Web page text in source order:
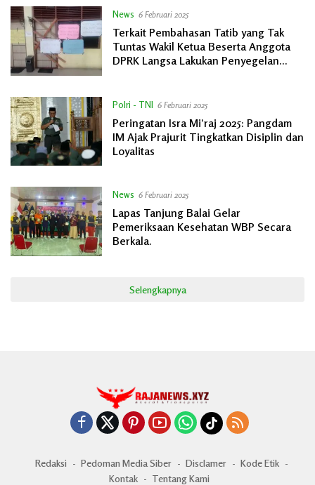
News 6 Februari 2025
Terkait Pembahasan Tatib yang Tak
Tuntas Wakil Ketua Beserta Anggota
DPRK Langsa Lakukan Penyegelan
Polri - TNI 6 Februari 2025
Peringatan Isra Mi’raj 2025: Pangdam
IM Ajak Prajurit Tingkatkan Disiplin dan
Loyalitas
News 6 Februari 2025
Lapas Tanjung Balai Gelar
Pemeriksaan Kesehatan WBP Secara
Berkala.
Selengkapnya
Redaksi Pedoman Media Siber Disclamer
Kode Etik
Kontak
Tentang Kami